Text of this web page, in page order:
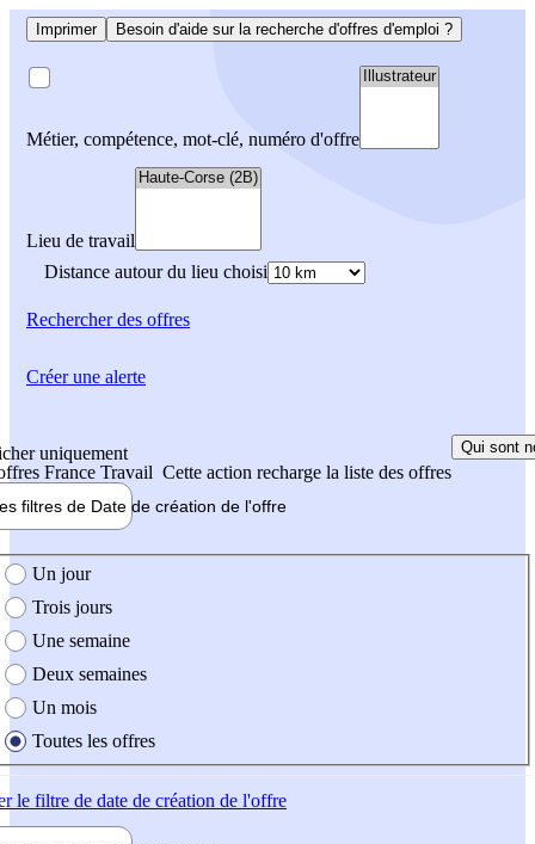
Imprimer Besoin d'aide sur la recherche d'offres d'emploi ?
Métier, compétence, mot-clé, numéro d'offre
Lieu de travail
Distance autour du lieu choisi
Rechercherdes offres
uniquement
France Travail Cette action recharge la liste des offres
Qui sont
filtres de Date de création de l'offre
création de l'offre
Un jour
Trois jours
Une semaine
Deux semaines
Un mois
Toutes les offres
le filtre de date de création de l'offre
Créer une alerte